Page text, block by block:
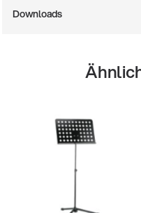
13860-200-25
Gitarrenstuhl
Mit dabei, wenn
geschrieben wird:
Downloads